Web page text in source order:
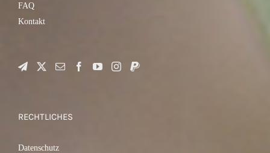
FAQ
Kontakt
RECHTLICHES
Datenschutz